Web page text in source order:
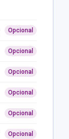
Opcional
Opcional
Opcional
Opcional
Opcional
Opcional